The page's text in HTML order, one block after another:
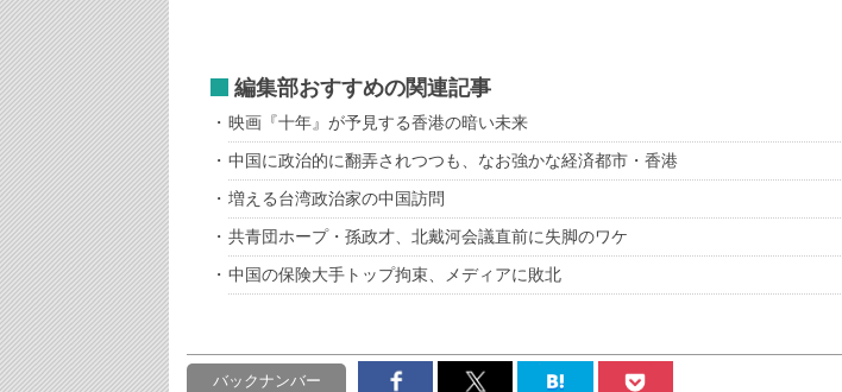
編集部おすすめの関連記事
映画『十年』が予見する香港の暗い未来
中国に政治的に翻弄されつつも、なお強かな経済都市・香港
増える台湾政治家の中国訪問
共青団ホープ・孫政才、北戴河会議直前に失脚のワケ
中国の保険大手トップ拘束、メディアに敗北
バックナンバー